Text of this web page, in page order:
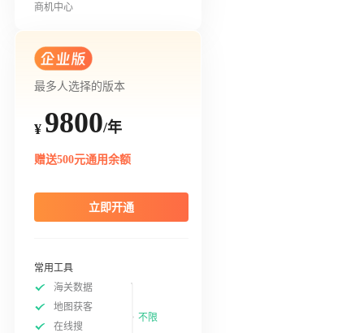
商机中心
最多人选择的版本
¥ 9800/年
赠送500元通用余额
立即开通
常用工具
海关数据
地图获客
在线搜
不限